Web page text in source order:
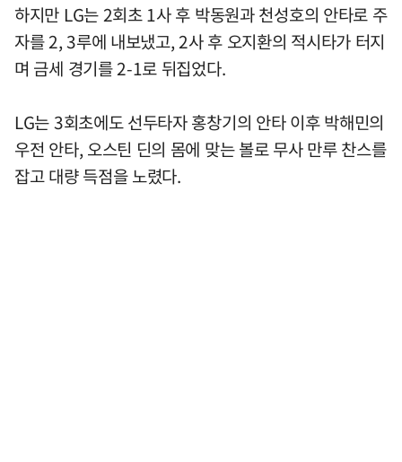
하지만 LG는 2회초 1사 후 박동원과 천성호의 안타로 주
자를 2, 3루에 내보냈고, 2사 후 오지환의 적시타가 터지
며 금세 경기를 2-1로 뒤집었다.
LG는 3회초에도 선두타자 홍창기의 안타 이후 박해민의
우전 안타, 오스틴 딘의 몸에 맞는 볼로 무사 만루 찬스를
잡고 대량 득점을 노렸다.